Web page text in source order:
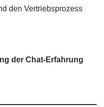
den Vertriebsprozess
der Chat-Erfahrung